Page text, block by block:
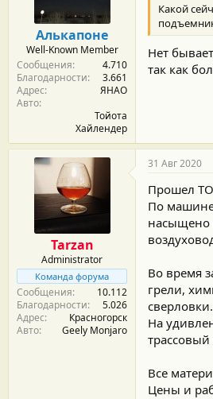
Алькапоне
Well-Known Member
Сообщения
4.710
Благодарности
3.661
Адрес
ЯНАО
Авто
Тойота
Хайлендер
Какой
Нет
так как
Tarzan
Administrator
Команда форума
Сообщения
10.112
Благодарности
5.026
Адрес
Красногорск
Авто
Geely Monjaro
31 Авг 2020
Прошел
По
насыщено
Во время
грели,
На
Все
Цены и